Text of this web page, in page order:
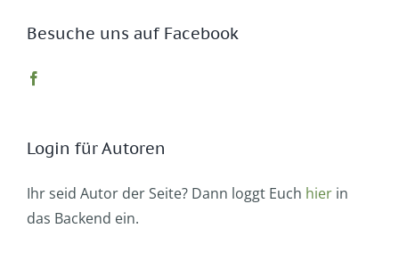
Besuche uns auf Facebook
Login für Autoren
Ihr seid Autor der Seite? Dann loggt Euch hier in
das Backend ein.